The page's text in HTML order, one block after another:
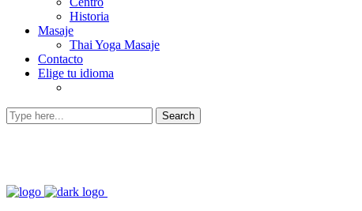
Historia
Masaje
Thai Yoga Masaje
Contacto
Elige tu idioma